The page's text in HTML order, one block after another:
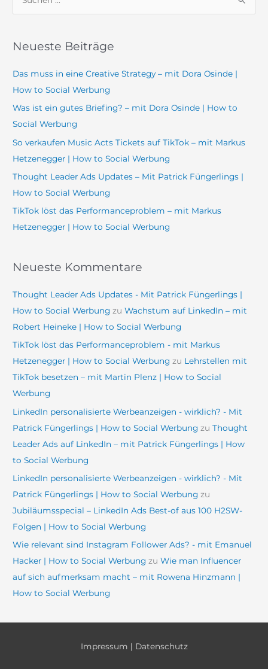
h
h
:
Neueste Beiträge
Das muss in eine Creative Strategy – mit Dora Osinde |
How to Social Werbung
Was ist ein gutes Briefing? – mit Dora Osinde | How to
Social Werbung
So verkaufen Music Acts Tickets auf TikTok – mit Markus
Hetzenegger | How to Social Werbung
Thought Leader Ads Updates – Mit Patrick Füngerlings |
How to Social Werbung
TikTok löst das Performanceproblem – mit Markus
Hetzenegger | How to Social Werbung
Neueste Kommentare
Thought Leader Ads Updates - Mit Patrick Füngerlings |
How to Social Werbung zuWachstum auf LinkedIn – mit
Robert Heineke | How to Social Werbung
TikTok löst das Performanceproblem - mit Markus
Hetzenegger | How to Social Werbung zu Lehrstellen mit
TikTok besetzen – mit Martin Plenz | How to Social
Werbung
LinkedIn personalisierte Werbeanzeigen - wirklich? - Mit
Patrick Füngerlings | How to Social Werbung zuThought
Leader Ads auf LinkedIn – mit Patrick Füngerlings | How
to Social Werbung
LinkedIn personalisierte Werbeanzeigen - wirklich? - Mit
Patrick Füngerlings | How to Social Werbung zu
Jubiläumsspecial – LinkedIn Ads Best-of aus 100 H2SW-
Folgen | How to Social Werbung
Wie relevant sind Instagram Follower Ads? - mit Emanuel
Hacker | How to Social Werbung zuWie man Influencer
auf sich aufmerksam macht – mit Rowena Hinzmann |
How to Social Werbung
Impressum | Datenschutz